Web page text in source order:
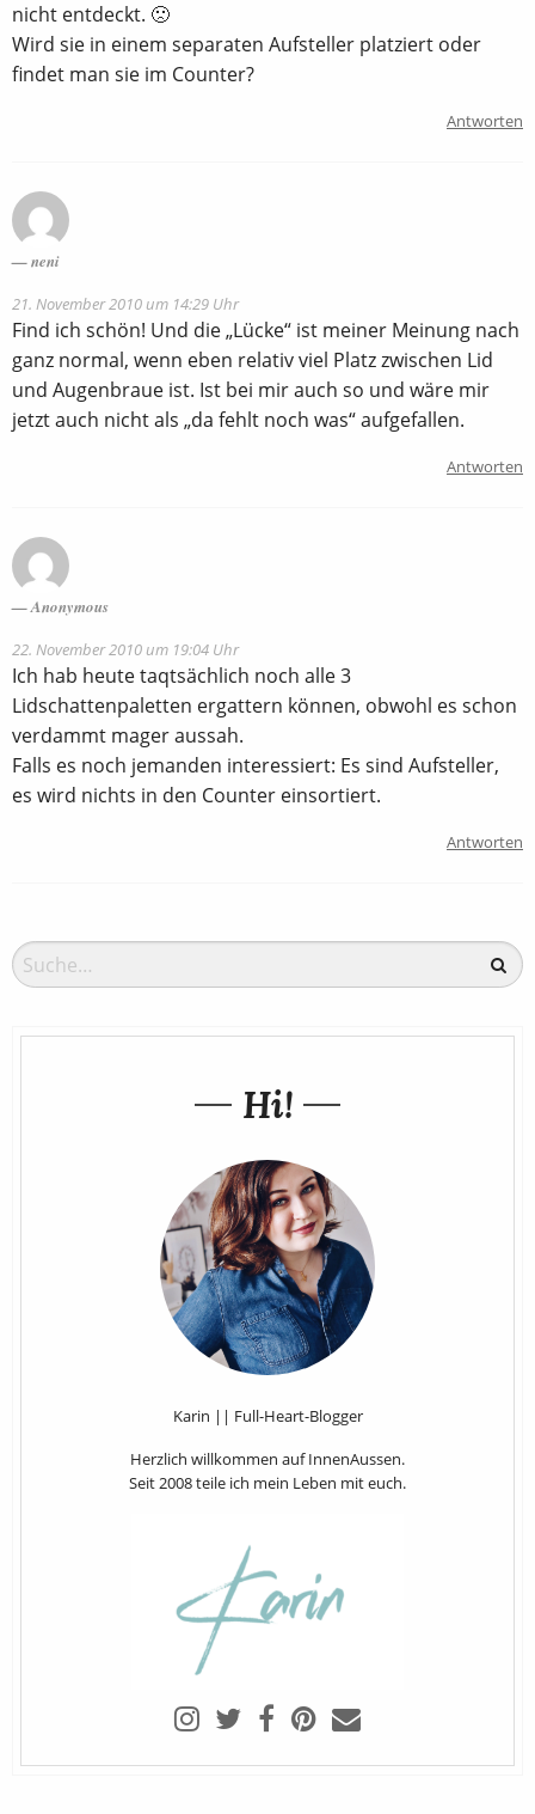
nicht entdeckt. 🙁
Wird sie in einem separaten Aufsteller platziert oder
findet man sie im Counter?
Antworten
neni
21. November 2010 um 14:29 Uhr
Find ich schön! Und die „Lücke“ ist meiner Meinung nach
ganz normal, wenn eben relativ viel Platz zwischen Lid
und Augenbraue ist. Ist bei mir auch so und wäre mir
jetzt auch nicht als „da fehlt noch was“ aufgefallen.
Antworten
Anonymous
22. November 2010 um 19:04 Uhr
Ich hab heute taqtsächlich noch alle 3
Lidschattenpaletten ergattern können, obwohl es schon
verdammt mager aussah.
Falls es noch jemanden interessiert: Es sind Aufsteller,
es wird nichts in den Counter einsortiert.
Antworten
Hi!
Karin || Full-Heart-Blogger
Herzlich willkommen auf InnenAussen.
Seit 2008 teile ich mein Leben mit euch.